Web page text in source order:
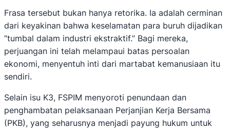
Frasa tersebut bukan hanya retorika. Ia adalah cerminan
dari keyakinan bahwa keselamatan para buruh dijadikan
“tumbal dalam industri ekstraktif.” Bagi mereka,
perjuangan ini telah melampaui batas persoalan
ekonomi, menyentuh inti dari martabat kemanusiaan itu
sendiri.
Selain isu K3, FSPIM menyoroti penundaan dan
penghambatan pelaksanaan Perjanjian Kerja Bersama
(PKB), yang seharusnya menjadi payung hukum untuk